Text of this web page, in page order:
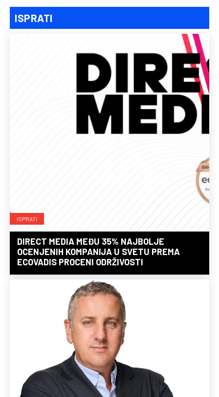
ISPRATI
ISPRATI
DIRECT MEDIA MEĐU 35% NAJBOLJE
OCENJENIH KOMPANIJA U SVETU PREMA
ECOVADIS PROCENI ODRŽIVOSTI